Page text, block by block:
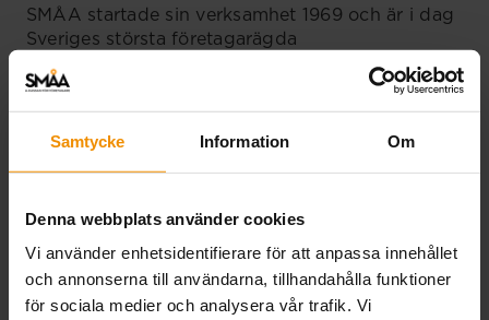
Samtycke Information Om
Denna webbplats använder cookies
Vi använder enhetsidentifierare för att anpassa innehållet
och annonserna till användarna, tillhandahålla funktioner
för sociala medier och analysera vår trafik. Vi
SMÅA startade sin verksamhet 1969 och är i dag
Sveriges största företagarägda
Logga in på våra e-tjänster för att se status i ditt
ärende:
Mina E-tjänster